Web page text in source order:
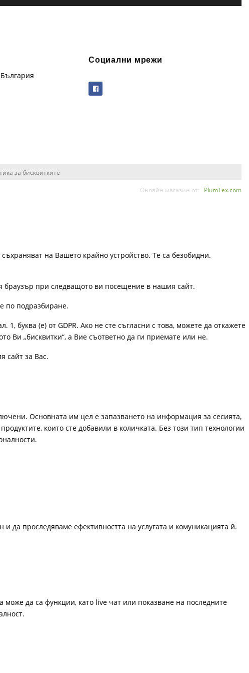
Социални мрежи
за бисквитките
Онлайн магазин от: PlumTex.com
на Вашето крайно устройство. Те са безобидни.
браузър при следващото ви посещение в нашия сайт.
по подразбиране.
буква (е) от GDPR. Ако не сте съгласни с това, можете да откажете
Ви „бисквитки“, а Вие съответно да ги приемате или не.
сайт за Вас.
Основната им цел е запазването на информация за сесията,
които сте добавили в количката. Без този тип технологии
да проследяваме ефективността на услугата и комуникацията й.
може да са функции, като live чат или показване на последните